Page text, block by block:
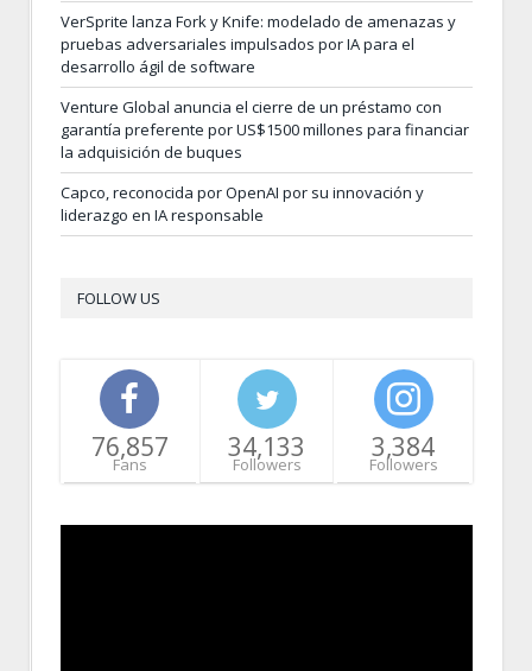
VerSprite lanza Fork y Knife: modelado de amenazas y
pruebas adversariales impulsados por IA para el
desarrollo ágil de software
Venture Global anuncia el cierre de un préstamo con
garantía preferente por US$1500 millones para financiar
la adquisición de buques
Capco, reconocida por OpenAI por su innovación y
liderazgo en IA responsable
FOLLOW US
76,857
Fans
34,133
Followers
3,384
Followers